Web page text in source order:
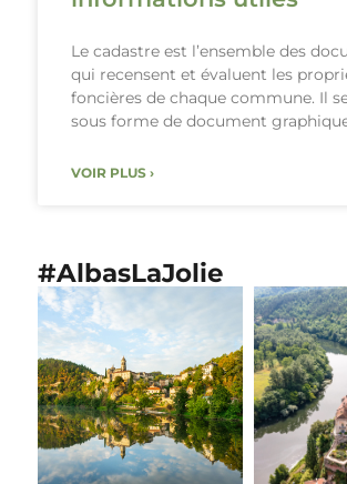
Le cadastre est l’ensemble des
qui recensent et évaluent les
foncières de chaque commune. Il
sous forme de document
VOIR PLUS ›
#AlbasLaJolie